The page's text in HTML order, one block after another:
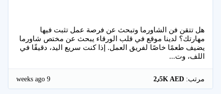
هل تتقن فن الشاورما وتبحث عن فرصة عمل تثبت فيها
مهارتك؟ لدينا موقع في قلب الورقاء يبحث عن مختص شاورما
يضيف طعمًا خاصًا لفريق العمل. إذا كنت سريع اليد، دقيقًا في
اللف، وت...
مرتب: 9 weeks ago